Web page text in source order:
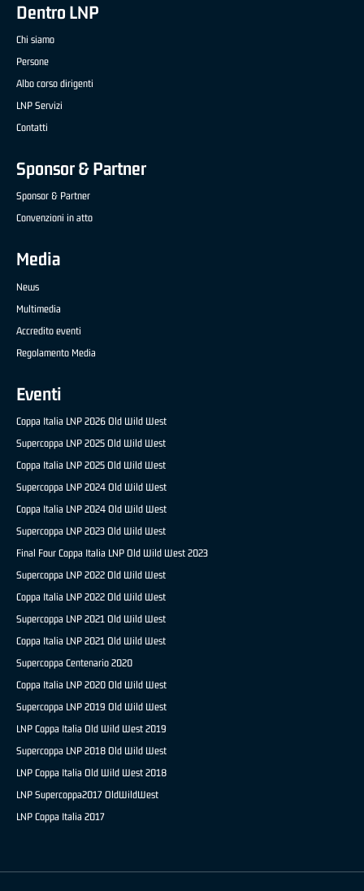
Dentro LNP
Chi siamo
Persone
Albo corso dirigenti
LNP Servizi
Contatti
Sponsor & Partner
Sponsor & Partner
Convenzioni in atto
Media
News
Multimedia
Accredito eventi
Regolamento Media
Eventi
Coppa Italia LNP 2026 Old Wild West
Supercoppa LNP 2025 Old Wild West
Coppa Italia LNP 2025 Old Wild West
Supercoppa LNP 2024 Old Wild West
Coppa Italia LNP 2024 Old Wild West
Supercoppa LNP 2023 Old Wild West
Final Four Coppa Italia LNP Old Wild West 2023
Supercoppa LNP 2022 Old Wild West
Coppa Italia LNP 2022 Old Wild West
Supercoppa LNP 2021 Old Wild West
Coppa Italia LNP 2021 Old Wild West
Supercoppa Centenario 2020
Coppa Italia LNP 2020 Old Wild West
Supercoppa LNP 2019 Old Wild West
LNP Coppa Italia Old Wild West 2019
Supercoppa LNP 2018 Old Wild West
LNP Coppa Italia Old Wild West 2018
LNP Supercoppa2017 OldWildWest
LNP Coppa Italia 2017